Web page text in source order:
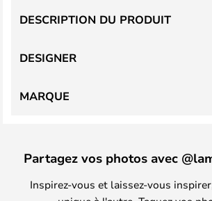
DESCRIPTION DU PRODUIT
DESIGNER
MARQUE
Partagez vos photos avec
Inspirez-vous et laissez-vous